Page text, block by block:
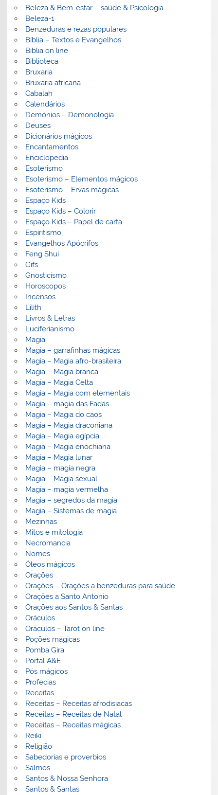
Beleza & Bem-estar – saúde & Psicologia
Beleza-1
Benzeduras e rezas populares
Bíblia – Textos e Evangelhos
Biblia on line
Biblioteca
Bruxaria
Bruxaria africana
Cabalah
Calendários
Demónios – Demonologia
Deuses
Dicionários mágicos
Encantamentos
Enciclopedia
Esoterismo
Esoterismo – Elementos mágicos
Esoterismo – Ervas mágicas
Espaço Kids
Espaço Kids – Colorir
Espaço Kids – Papel de carta
Espiritismo
Evangelhos Apócrifos
Feng Shui
Gifs
Gnosticismo
Horoscopos
Incensos
Lilith
Livros & Letras
Luciferianismo
Magia
Magia – garrafinhas mágicas
Magia – Magia afro-brasileira
Magia – Magia branca
Magia – Magia Celta
Magia – Magia com elementais
Magia – magia das Fadas
Magia – Magia do caos
Magia – Magia draconiana
Magia – Magia egípcia
Magia – Magia enochiana
Magia – Magia lunar
Magia – magia negra
Magia – Magia sexual
Magia – magia vermelha
Magia – segredos da magia
Magia – Sistemas de magia
Mezinhas
Mitos e mitologia
Necromancia
Nomes
Óleos mágicos
Orações
Orações – Orações a benzeduras para saúde
Orações a Santo Antonio
Orações aos Santos & Santas
Oráculos
Oráculos – Tarot on line
Poções mágicas
Pomba Gira
Portal A&E
Pós mágicos
Profecias
Receitas
Receitas – Receitas afrodisiacas
Receitas – Receitas de Natal
Receitas – Receitas mágicas
Reiki
Religião
Sabedorias e proverbios
Salmos
Santos & Nossa Senhora
Santos & Santas